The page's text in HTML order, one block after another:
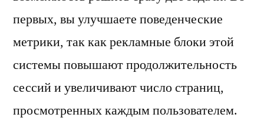
первых, вы улучшаете поведенческие
метрики, так как рекламные блоки этой
системы повышают продолжительность
сессий и увеличивают число страниц,
просмотренных каждым пользователем.